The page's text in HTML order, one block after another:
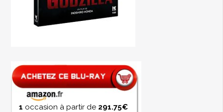
1 occasion à partir de 291.75€